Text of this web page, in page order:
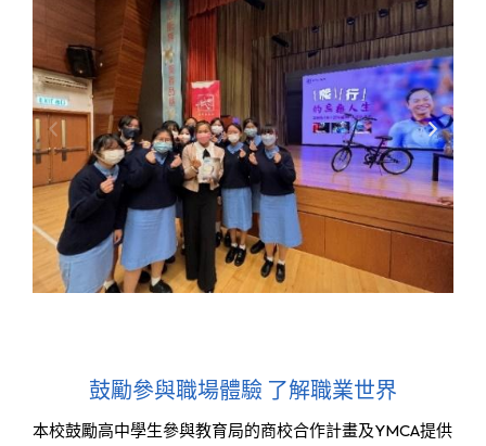
鼓勵參與職場體驗 了解職業世界
本校鼓勵高中學生參與教育局的商校合作計畫及YMCA提供